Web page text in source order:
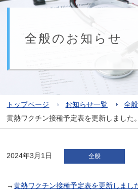
全般のお知らせ
トップページ お知らせ一覧
全
黄熱ワクチン接種予定表を更新しました。
2024年3月1日 全般
→黄熱ワクチン接種予定表を更新しまし